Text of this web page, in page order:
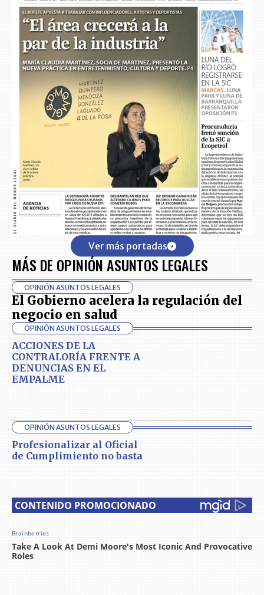
Ver más portadas
MÁS DE OPINIÓN ASUNTOS LEGALES
OPINIÓN ASUNTOS LEGALES
El Gobierno acelera la regulación del
negocio en salud
OPINIÓN ASUNTOS LEGALES
ACCIONES DE LA
CONTRALORÍA FRENTE A
DENUNCIAS EN EL
EMPALME
OPINIÓN ASUNTOS LEGALES
Profesionalizar al Oficial
de Cumplimiento no basta